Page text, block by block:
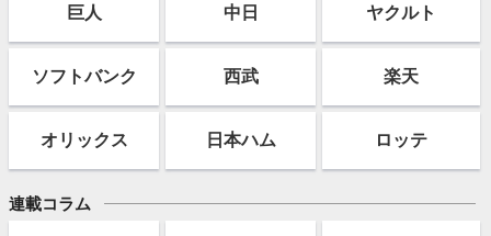
巨人 中日 ヤクルト
ソフトバンク 西武 楽天
オリックス 日本ハム ロッテ
連載コラム